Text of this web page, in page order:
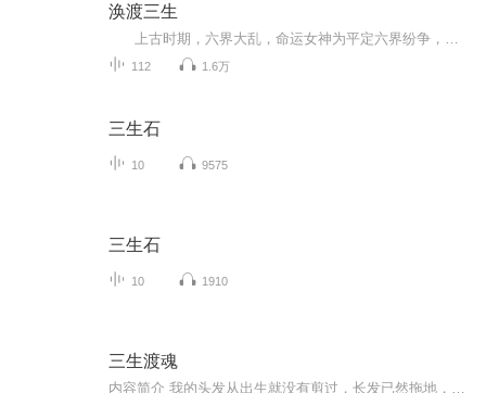
涣渡三生
112 1.6万
三生石
10 9575
三生石
10 1910
三生渡魂